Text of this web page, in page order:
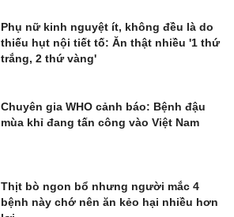
Phụ nữ kinh nguyệt ít, không đều là do
thiếu hụt nội tiết tố: Ăn thật nhiều '1 thứ
trắng, 2 thứ vàng'
Chuyên gia WHO cảnh báo: Bệnh đậu
mùa khỉ đang tấn công vào Việt Nam
Thịt bò ngon bổ nhưng người mắc 4
bệnh này chớ nên ăn kẻo hại nhiều hơn